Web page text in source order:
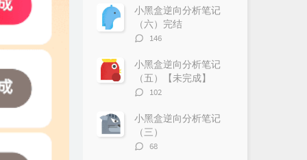
数：
小黑盒逆向分析笔记
（六）完结
评
数：
146
小黑盒逆向分析笔记
（五）【未完成】
评
数：
102
小黑盒逆向分析笔记
（三）
评
68